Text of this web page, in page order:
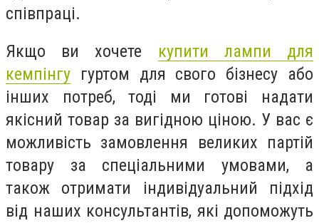
співпраці.
Якщо ви хочете купити лампи для
кемпінгу гуртом для свого бізнесу або
інших потреб, тоді ми готові надати
якісний товар за вигідною ціною. У вас є
можливість замовлення великих партій
товару за спеціальними умовами, а
також отримати індивідуальний підхід
від наших консультантів, які допоможуть